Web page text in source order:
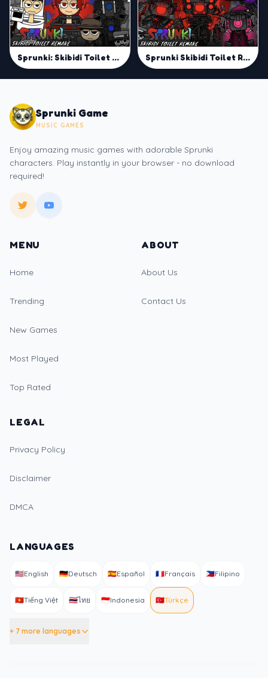
Sprunki: Skibidi Toilet Remake 5 Sprunki Skibidi Toilet Remake 6
Sprunki Game
MUSIC GAMES
Enjoy amazing music games with adorable Sprunki
characters. Play instantly in your browser - no download
required!
MENU
Home
Trending
New Games
Most Played
Top Rated
ABOUT
About Us
Contact Us
LEGAL
Privacy Policy
Disclaimer
DMCA
LANGUAGES
🇺🇸English 🇩🇪Deutsch 🇪🇸Español 🇫🇷Français 🇵🇭Filipino
🇻🇳Tiếng Việt 🇹🇭ไทย 🇮🇩Indonesia 🇹🇷Türkçe
+ 7 more languages